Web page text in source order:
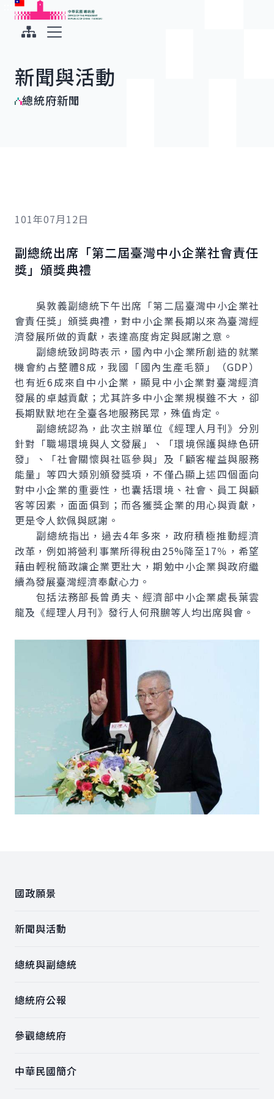
跳到主要內容
中華民國總統府
新聞與活動
總統府新聞
101年07月12日
副總統出席「第二屆臺灣中小企業社會責任
獎」頒獎典禮
吳敦義副總統下午出席「第二屆臺灣中小企業社
會責任獎」頒獎典禮，對中小企業長期以來為臺灣經
濟發展所做的貢獻，表達高度肯定與感謝之意。
副總統致詞時表示，國內中小企業所創造的就業
機會約占整體8成，我國「國內生產毛額」（GDP）
也有近6成來自中小企業，顯見中小企業對臺灣經濟
發展的卓越貢獻；尤其許多中小企業規模雖不大，卻
長期默默地在全臺各地服務民眾，殊值肯定。
副總統認為，此次主辦單位《經理人月刊》分別
針對「職場環境與人文發展」、「環境保護與綠色研
發」、「社會關懷與社區參與」及「顧客權益與服務
能量」等四大類別頒發獎項，不僅凸顯上述四個面向
對中小企業的重要性，也囊括環境、社會、員工與顧
客等因素，面面俱到；而各獲獎企業的用心與貢獻，
更是令人欽佩與感謝。
副總統指出，過去4年多來，政府積極推動經濟
改革，例如將營利事業所得稅由25%降至17％，希望
藉由輕稅簡政讓企業更壯大，期勉中小企業與政府繼
續為發展臺灣經濟奉獻心力。
包括法務部長曾勇夫、經濟部中小企業處長葉雲
龍及《經理人月刊》發行人何飛鵬等人均出席與會。
國政願景
新聞與活動
總統與副總統
總統府公報
參觀總統府
中華民國簡介